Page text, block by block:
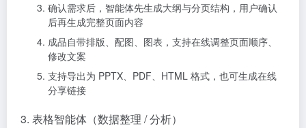
确认需求后，智能体先生成大纲与分页结构，用户确认
后再生成完整页面内容
成品自带排版、配图、图表，支持在线调整页面顺序、
修改文案
支持导出为 PPTX、PDF、HTML 格式，也可生成在线
分享链接
3. 表格智能体（数据整理 / 分析）